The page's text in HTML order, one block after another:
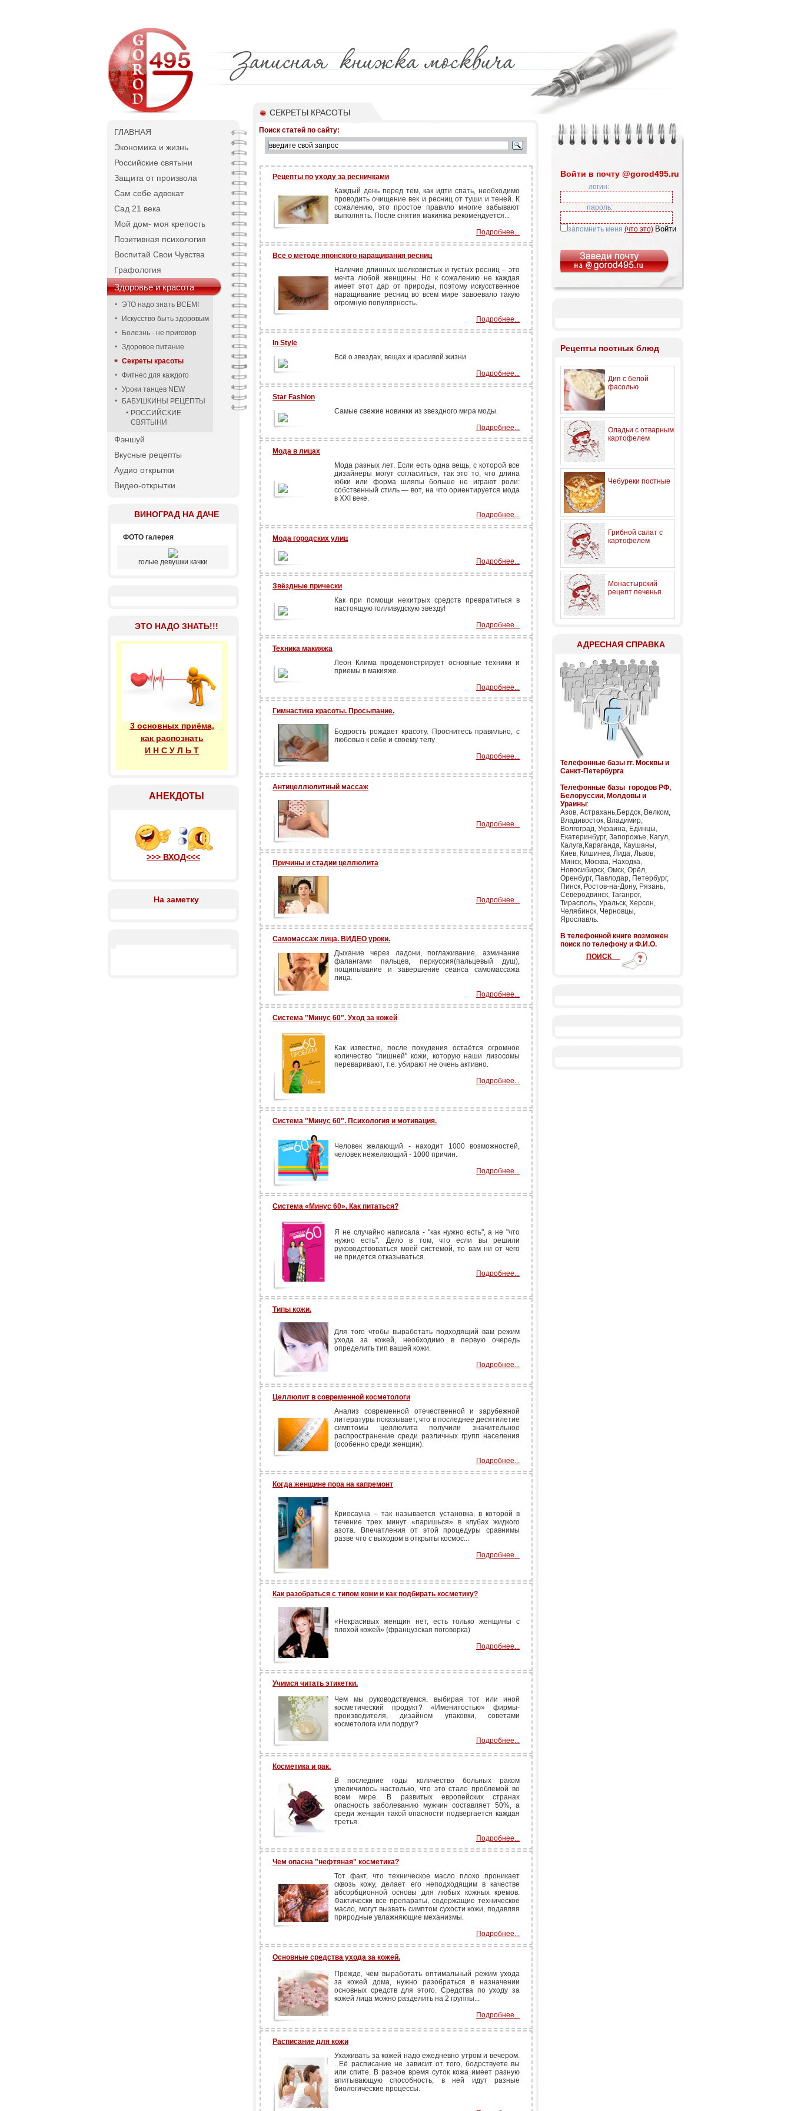
ГЛАВНАЯ
Экономика и жизнь
Российские святыни
Защита от произвола
Сам себе адвокат
Сад 21 века
Мой дом- моя крепость
Позитивная психология
Воспитай Свои Чувства
Графология
Здоровье и красота
ЭТО надо знать ВСЕМ!
Искусство быть здоровым
Болезнь - не приговор
Здоровое питание
Секреты красоты
Фитнес для каждого
Уроки танцев NEW
БАБУШКИНЫ РЕЦЕПТЫ
РОССИЙСКИЕ
СВЯТЫНИ
Фэншуй
Вкусные рецепты
Аудио открытки
Видео-открытки
ВИНОГРАД НА ДАЧЕ
ФОТО галерея
голые девушки качки
ЭТО НАДО ЗНАТЬ!!!
3 основных приёма,
как распознать
И Н С У Л Ь Т
АНЕКДОТЫ
>>> ВХОД<<<
На заметку
СЕКРЕТЫ КРАСОТЫ
Поиск статей по сайту:
Рецепты по уходу за ресничками
Каждый день перед тем, как идти спать, необходимо
проводить очищение век и ресниц от туши и теней. К
сожалению, это простое правило многие забывают
выполнять. После снятия макияжа рекомендуется...
Подробнее...
Все о методе японского наращивания ресниц
Наличие длинных шелковистых и густых ресниц – это
мечта любой женщины. Но к сожалению не каждая
имеет этот дар от природы, поэтому искусственное
наращивание ресниц во всем мире завоевало такую
огромную популярность.
Подробнее...
In Style
Всё о звездах, вещах и красивой жизни
Подробнее...
Star Fashion
Самые свежие новинки из звездного мира моды.
Подробнее...
Мода в лицах
Мода разных лет. Если есть одна вещь, с которой все
дизайнеры могут согласиться, так это то, что длина
юбки или форма шляпы больше не играют роли:
собственный стиль — вот, на что ориентируется мода
в XXI веке.
Подробнее...
Мода городских улиц
Подробнее...
Звёздные прически
Как при помощи нехитрых средств превратиться в
настоящую голливудскую звезду!
Подробнее...
Техника макияжа
Леон Клима продемонстрирует основные техники и
приемы в макияже.
Подробнее...
Гимнастика красоты. Просыпание.
Бодрость рождает красоту. Проснитесь правильно, с
любовью к себе и своему телу
Подробнее...
Антицеллюлитный массаж
Подробнее...
Причины и стадии целлюлита
Подробнее...
Самомассаж лица. ВИДЕО уроки.
Дыхание через ладони, поглаживание, азминание
фалангами пальцев, перкуссия(пальцевый душ),
пощипывание и завершение сеанса самомассажа
лица.
Подробнее...
Система "Минус 60". Уход за кожей
Как известно, после похудения остаётся огромное
количество "лишней" кожи, которую наши лизосомы
переваривают, т.е. убирают не очень активно.
Подробнее...
Система "Минус 60". Психология и мотивация.
Человек желающий - находит 1000 возможностей,
человек нежелающий - 1000 причин.
Подробнее...
Система «Минус 60». Как питаться?
Я не случайно написала - "как нужно есть", а не "что
нужно есть". Дело в том, что если вы решили
руководствоваться моей системой, то вам ни от чего
не придется отказываться.
Подробнее...
Типы кожи.
Для того чтобы выработать подходящий вам режим
ухода за кожей, необходимо в первую очередь
определить тип вашей кожи.
Подробнее...
Целлюлит в современной косметологи
Анализ современной отечественной и зарубежной
литературы показывает, что в последнее десятилетие
симптомы целлюлита получили значительное
распространение среди различных групп населения
(особенно среди женщин).
Подробнее...
Когда женщине пора на капремонт
Криосауна – так называется установка, в которой в
течение трех минут «паришься» в клубах жидкого
азота. Впечатления от этой процедуры сравнимы
разве что с выходом в открыты космос...
Подробнее...
Как разобраться с типом кожи и как подбирать косметику?
«Некрасивых женщин нет, есть только женщины с
плохой кожей» (французская поговорка)
Подробнее...
Учимся читать этикетки.
Чем мы руководствуемся, выбирая тот или иной
косметический продукт? «Именитостью» фирмы-
производителя, дизайном упаковки, советами
косметолога или подруг?
Подробнее...
Косметика и рак.
В последние годы количество больных раком
увеличилось настолько, что это стало проблемой во
всем мире. В развитых европейских странах
опасность заболеванию мужчин составляет 50%, а
среди женщин такой опасности подвергается каждая
третья.
Подробнее...
Чем опасна "нефтяная" косметика?
Тот факт, что техническое масло плохо проникает
сквозь кожу, делает его неподходящим в качестве
абсорбционной основы для любых кожных кремов.
Фактически все препараты, содержащие техническое
масло, могут вызвать симптом сухости кожи, подавляя
природные увлажняющие механизмы.
Подробнее...
Основные средства ухода за кожей.
Прежде, чем выработать оптимальный режим ухода
за кожей дома, нужно разобраться в назначении
основных средств для этого. Средства по уходу за
кожей лица можно разделить на 2 группы...
Подробнее...
Расписание для кожи
Ухаживать за кожей надо ежедневно утром и вечером.
. Её расписание не зависит от того, бодрствуете вы
или спите. В разное время суток кожа имеет разную
впитывающую cпособность, в ней идут разные
биологические процессы.
Войти в почту @gorod495.ru
логин:
пароль:
запомнить меня (что это)
Рецепты постных блюд
Дип с белой
фасолью
Оладьи с отварным
картофелем
Чебуреки постные
Грибной салат с
картофелем
Монастырский
рецепт печенья
АДРЕСНАЯ СПРАВКА
Телефонные базы гг. Москвы и
Санкт-Петербурга
Телефонные базы городов РФ,
Белоруссии, Молдовы и
Ураины:
Азов, Астрахань,Бердск, Велком,
Владивосток, Владимир,
Волгоград, Украина, Единцы,
Екатеринбург, Запорожье, Кагул,
Калуга,Караганда, Каушаны,
Киев, Кишинев, Лида, Львов,
Минск, Москва, Находка,
Новосибирск, Омск, Орёл,
Оренбург, Павлодар, Петербург,
Пинск, Ростов-на-Дону, Рязань,
Северодвинск, Таганрог,
Тирасполь, Уральск, Херсон,
Челябинск, Черновцы,
Ярославль.
В телефонной книге возможен
поиск по телефону и Ф.И.О.
ПОИСК